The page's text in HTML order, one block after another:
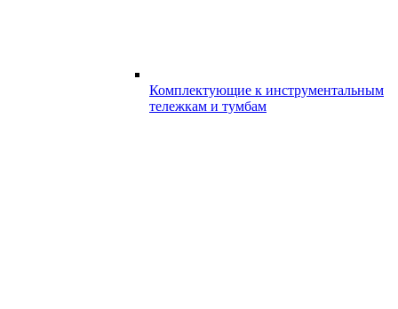
Комплектующие к инструментальным
тележкам и тумбам